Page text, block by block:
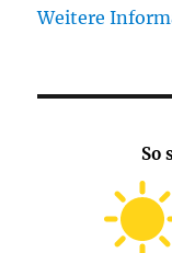
Weitere
So